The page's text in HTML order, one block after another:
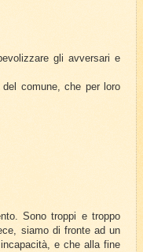
gli avversari e
comune, che per loro
Sono troppi e troppo
siamo di fronte ad un
e che alla fine